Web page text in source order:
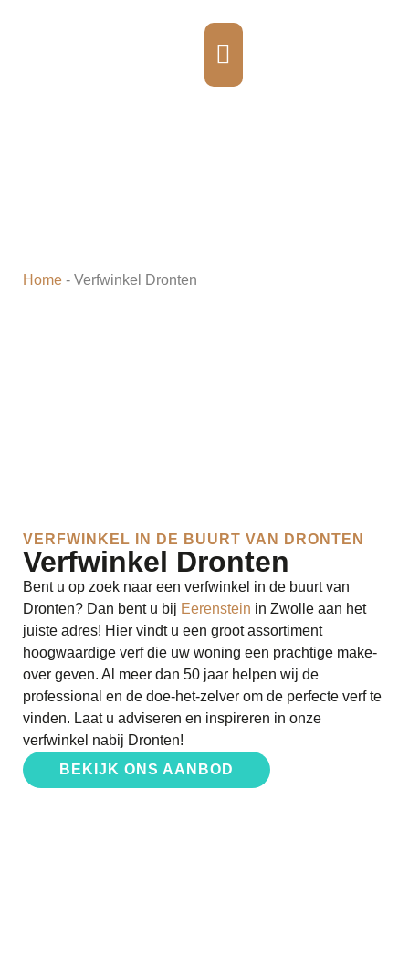
Home - Verfwinkel Dronten
VERFWINKEL IN DE BUURT VAN DRONTEN
Verfwinkel Dronten
Bent u op zoek naar een verfwinkel in de buurt van
Dronten? Dan bent u bij Eerenstein in Zwolle aan het
juiste adres! Hier vindt u een groot assortiment
hoogwaardige verf die uw woning een prachtige make-
over geven. Al meer dan 50 jaar helpen wij de
professional en de doe-het-zelver om de perfecte verf te
vinden. Laat u adviseren en inspireren in onze
verfwinkel nabij Dronten!
BEKIJK ONS AANBOD